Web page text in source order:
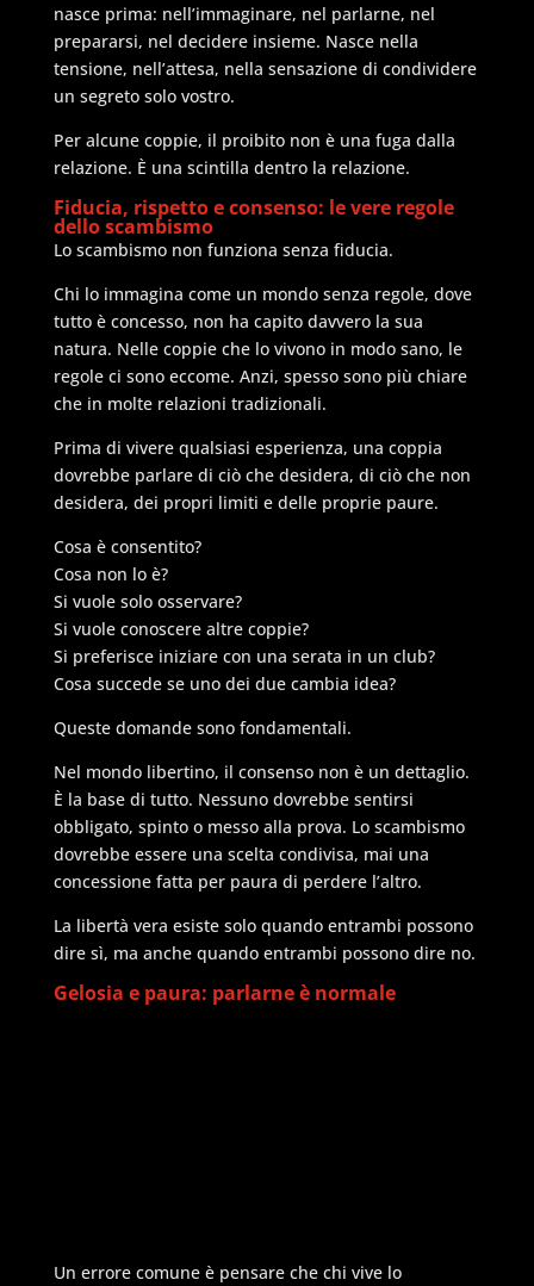
nasce prima: nell’immaginare, nel parlarne, nel
prepararsi, nel decidere insieme. Nasce nella
tensione, nell’attesa, nella sensazione di condividere
un segreto solo vostro.
Per alcune coppie, il proibito non è una fuga dalla
relazione. È una scintilla dentro la relazione.
Fiducia, rispetto e consenso: le vere regole
dello scambismo
Lo scambismo non funziona senza fiducia.
Chi lo immagina come un mondo senza regole, dove
tutto è concesso, non ha capito davvero la sua
natura. Nelle coppie che lo vivono in modo sano, le
regole ci sono eccome. Anzi, spesso sono più chiare
che in molte relazioni tradizionali.
Prima di vivere qualsiasi esperienza, una coppia
dovrebbe parlare di ciò che desidera, di ciò che non
desidera, dei propri limiti e delle proprie paure.
Cosa è consentito?
Cosa non lo è?
Si vuole solo osservare?
Si vuole conoscere altre coppie?
Si preferisce iniziare con una serata in un club?
Cosa succede se uno dei due cambia idea?
Queste domande sono fondamentali.
Nel mondo libertino, il consenso non è un dettaglio.
È la base di tutto. Nessuno dovrebbe sentirsi
obbligato, spinto o messo alla prova. Lo scambismo
dovrebbe essere una scelta condivisa, mai una
concessione fatta per paura di perdere l’altro.
La libertà vera esiste solo quando entrambi possono
dire sì, ma anche quando entrambi possono dire no.
Gelosia e paura: parlarne è normale
Un errore comune è pensare che chi vive lo